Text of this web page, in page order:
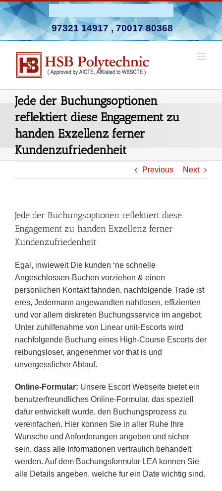
Skip
to
content
97321 14917, 70017 80368
Jede der Buchungsoptionen
reflektiert diese Engagement zu
handen Exzellenz ferner
Kundenzufriedenheit
Previous Next
Jede der Buchungsoptionen reflektiert diese
Engagement zu handen Exzellenz ferner
Kundenzufriedenheit
Egal, inwieweit Die kunden ‘ne schnelle
Angeschlossen-Buchen vorziehen & einen
personlichen Kontakt fahnden, nachfolgende Trade ist
eres, Jedermann angewandten nahtlosen, effizienten
und vor allem diskreten Buchungsservice im angebot.
Unter zuhilfenahme von Linear unit-Escorts wird
nachfolgende Buchung eines High-Course Escorts der
reibungsloser, angenehmer vor that is und
unvergesslicher Ablauf.
Online-Formular: Unsere Escort Webseite bietet ein
benutzerfreundliches Online-Formular, das speziell
dafur entwickelt wurde, den Buchungsprozess zu
vereinfachen. Hier konnen Sie in aller Ruhe Ihre
Wunsche und Anforderungen angeben und sicher
sein, dass alle Informationen vertraulich behandelt
werden. Auf dem Buchungsformular LEA konnen Sie
alle Details angeben, welche fur ein Date wichtig sind.